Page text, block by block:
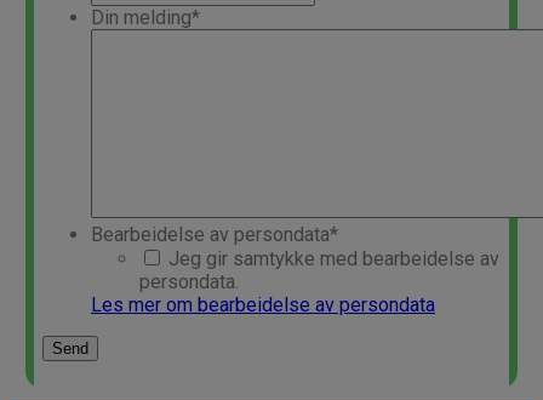
Din melding*
Bearbeidelse av persondata*
Jeg gir samtykke med bearbeidelse av
persondata.
Les mer om bearbeidelse av persondata